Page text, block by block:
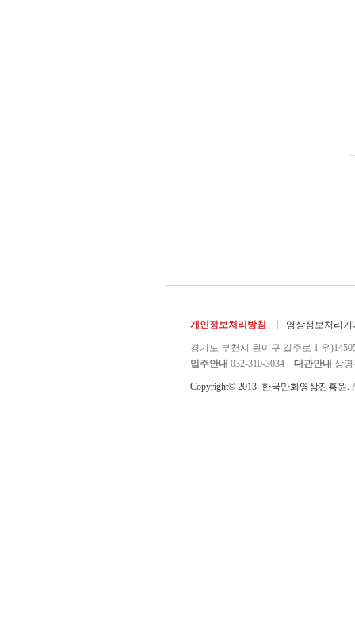
개인정보처리방침 영상정보처리기
경기도 부천시 원미구 길주로 1 우
입주안내 032-310-3034 대관안내 상영
Copyright© 2013. 한국만화영상진흥원.